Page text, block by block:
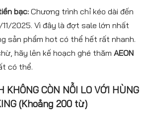
bạc: Chương trình chỉ kéo dài đến
2025. Vì đây là đợt sale lớn nhất
sản phẩm hot có thể hết rất nhanh.
hãy lên kế hoạch ghé thăm AEON
có thể.
KHÔNG CÒN NỖI LO VỚI HÙNG
(Khoảng 200 từ)